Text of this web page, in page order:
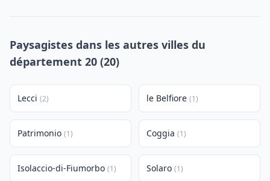
Paysagistes dans les autres villes du
département 20 (20)
Lecci (2) le Belfiore (1)
Patrimonio (1) Coggia (1)
Isolaccio-di-Fiumorbo (1) Solaro (1)